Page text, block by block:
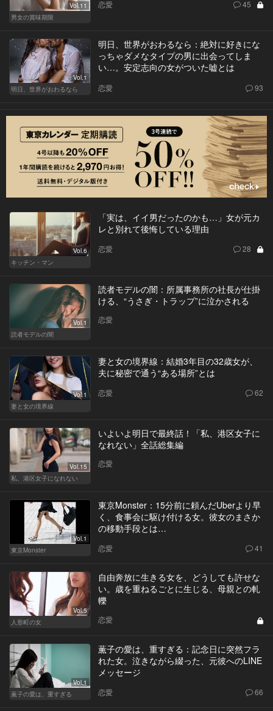
Vol.11
男女の賞味期限
恋愛 45
Vol.1
明日、世界がおわるなら
明日、世界がおわるなら：絶対に好きにな
っちゃダメなタイプの男に出会ってしま
い…。安定志向の女がついた嘘とは
恋愛 93
Vol.6
キッチン・マン
「実は、イイ男だったのかも…」女が元カ
レと別れて後悔している理由
恋愛 28
Vol.1
読者モデルの闇
読者モデルの闇：所属事務所の社長が仕掛
ける、“うさぎ・トラップ”に泣かされる
恋愛
Vol.1
妻と女の境界線
妻と女の境界線：結婚3年目の32歳女が、
夫に秘密で通う“ある場所”とは
恋愛 62
Vol.15
私、港区女子になれない
いよいよ明日で最終話！「私、港区女子に
なれない」全話総集編
恋愛
Vol.1
東京Monster
東京Monster：15分前に頼んだUberより早
く、食事会に駆け付ける女。彼女のまさか
の移動手段とは…
恋愛 41
Vol.5
人形町の女
自由奔放に生きる女を、どうしても許せな
い。歳を重ねるごとに生じる、母親との軋
轢
恋愛
Vol.1
薫子の愛は、重すぎる
薫子の愛は、重すぎる：記念日に突然フラ
れた女。泣きながら綴った、元彼へのLINE
メッセージ
恋愛 66